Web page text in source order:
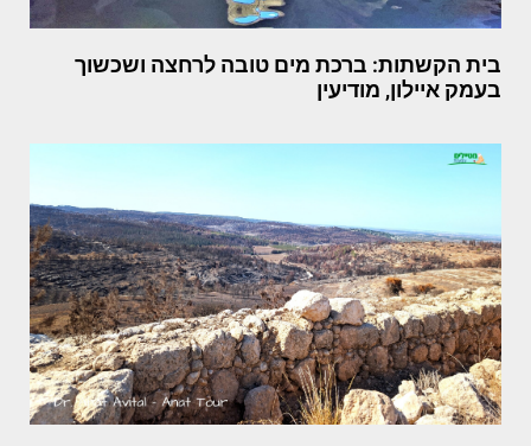
בית הקשתות: ברכת מים טובה לרחצה ושכשוך
בעמק איילון, מודיעין